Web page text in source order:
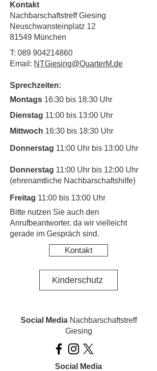
Kontakt
Nachbarschaftstreff Giesing
Neuschwansteinplatz 12
81549 München
T: 089 904214860
Email: NTGiesing@QuarterM.de
Sprechzeiten:
Montags 16:30 bis 18:30 Uhr
Dienstag 11:00 bis 13:00 Uhr
Mittwoch 16:30 bis 18:30 Uhr
Donnerstag 11:00 Uhr bis 13:00 Uhr
Donnerstag 11:00 Uhr bis 12:00 Uhr
(ehrenamtliche Nachbarschaftshilfe)
Freitag 11:00 bis 13:00 Uhr
​Bitte nutzen Sie auch den
Anrufbeantworter, da wir vielleicht
gerade im Gespräch sind.
Kontakt
Kinderschutz
Social MediaNachbarschaftstreff
Giesing
Social Media